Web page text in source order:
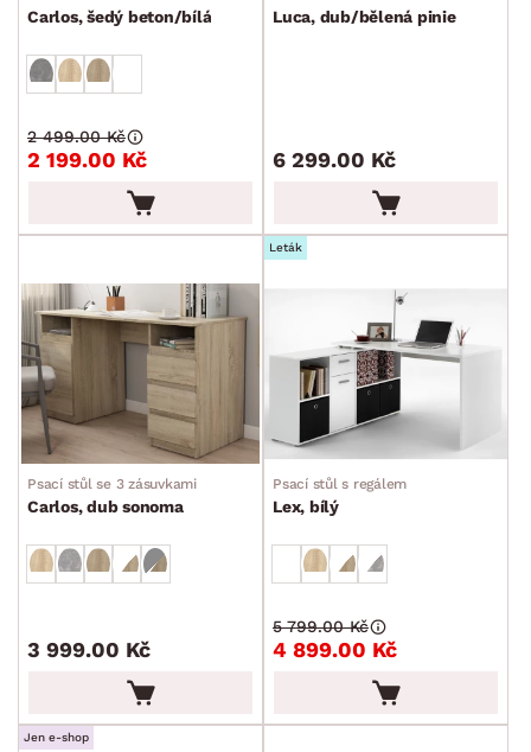
Carlos, šedý beton/bílá
2 199.00 Kč
2 499.00 Kč
Luca, dub/bělená pinie
6 299.00 Kč
Psací stůl se 3 zásuvkami
Carlos, dub sonoma
3 999.00 Kč
Leták
Psací stůl s regálem
Lex, bílý
4 899.00 Kč
5 799.00 Kč
Jen e-shop